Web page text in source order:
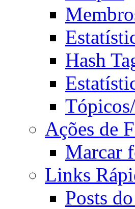
Hash
Ações de
Marcar
Links
Posts